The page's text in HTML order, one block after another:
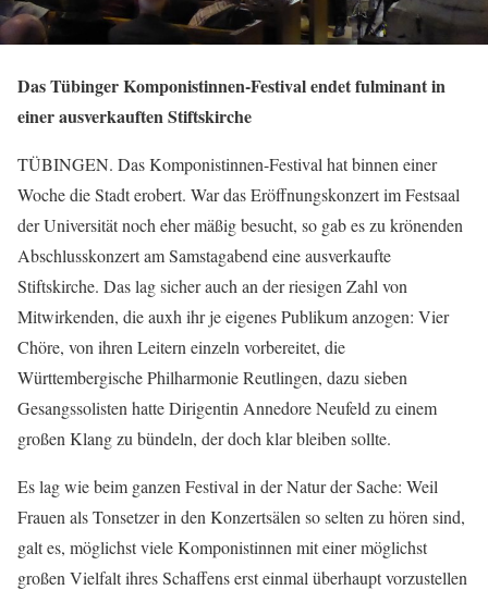
Das Tübinger Komponistinnen-Festival endet fulminant in
einer ausverkauften Stiftskirche
TÜBINGEN. Das Komponistinnen-Festival hat binnen einer
Woche die Stadt erobert. War das Eröffnungskonzert im Festsaal
der Universität noch eher mäßig besucht, so gab es zu krönenden
Abschlusskonzert am Samstagabend eine ausverkaufte
Stiftskirche. Das lag sicher auch an der riesigen Zahl von
Mitwirkenden, die auxh ihr je eigenes Publikum anzogen: Vier
Chöre, von ihren Leitern einzeln vorbereitet, die
Württembergische Philharmonie Reutlingen, dazu sieben
Gesangssolisten hatte Dirigentin Annedore Neufeld zu einem
großen Klang zu bündeln, der doch klar bleiben sollte.
Es lag wie beim ganzen Festival in der Natur der Sache: Weil
Frauen als Tonsetzer in den Konzertsälen so selten zu hören sind,
galt es, möglichst viele Komponistinnen mit einer möglichst
großen Vielfalt ihres Schaffens erst einmal überhaupt vorzustellen